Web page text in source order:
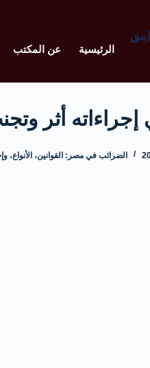
الرئيسية عن المكتب
إجراءاته أثر
الضرائب في مصر: القوانين، الأنواع،